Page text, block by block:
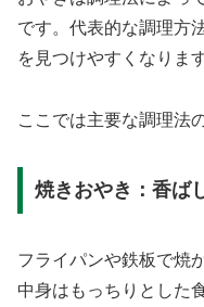
です。代表的な調理方
を見つけやすくなります
ここでは主要な調理法
焼きおやき：香ば
フライパンや鉄板で焼
中身はもっちりとした